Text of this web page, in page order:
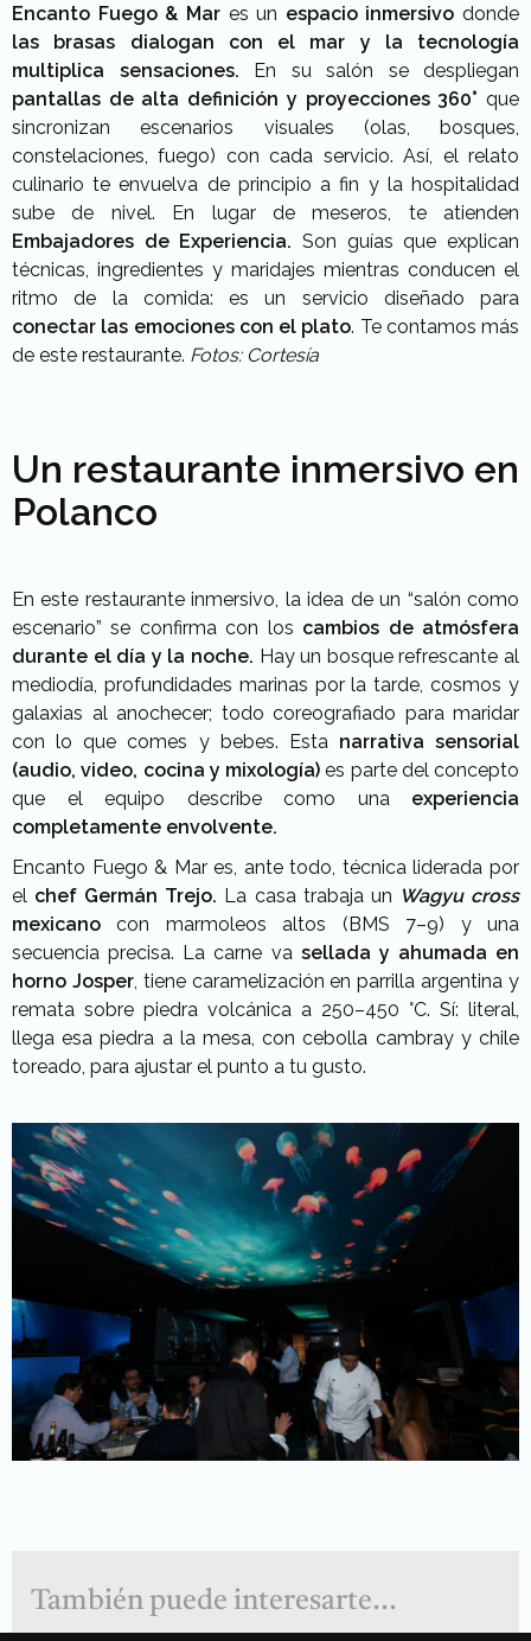
Encanto Fuego & Mares un espacio inmersivo donde
las brasas dialogan con el mar y la tecnología
multiplica sensaciones. En su salón se despliegan
pantallas de alta definición y proyecciones 360° que
sincronizan escenarios visuales (olas, bosques,
constelaciones, fuego) con cada servicio. Así, el relato
culinario te envuelva de principio a fin y la hospitalidad
sube de nivel. En lugar de meseros, te atienden
Embajadores de Experiencia. Son guías que explican
técnicas, ingredientes y maridajes mientras conducen el
ritmo de la comida: es un servicio diseñado para
conectar las emociones con el plato. Te contamos más
de este restaurante. Fotos: Cortesía
Un restaurante inmersivo en
Polanco
En este restaurante inmersivo, la idea de un “salón como
escenario” se confirma con los cambios de atmósfera
durante el día y la noche. Hay un bosque refrescante al
mediodía, profundidades marinas por la tarde, cosmos y
galaxias al anochecer; todo coreografiado para maridar
con lo que comes y bebes. Esta narrativa sensorial
(audio, video, cocina y mixología) es parte del concepto
que el equipo describe como una experiencia
completamente envolvente.
Encanto Fuego & Mar es, ante todo, técnica liderada por
el chef Germán Trejo. La casa trabaja un Wagyu cross
mexicano con marmoleos altos (BMS 7–9) y una
secuencia precisa. La carne va sellada y ahumada en
horno Josper, tiene caramelización en parrilla argentina y
remata sobre piedra volcánica a 250–450 °C. Sí: literal,
llega esa piedra a la mesa, con cebolla cambray y chile
toreado, para ajustar el punto a tu gusto.
También puede interesarte...